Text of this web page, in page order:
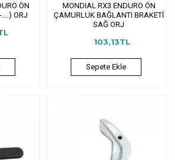
ÖN
ORJ
MONDIAL RX3 ENDURO ÖN
ÇAMURLUK BAĞLANTI BRAKETİ
SAĞ ORJ
103,13TL
Sepete Ekle